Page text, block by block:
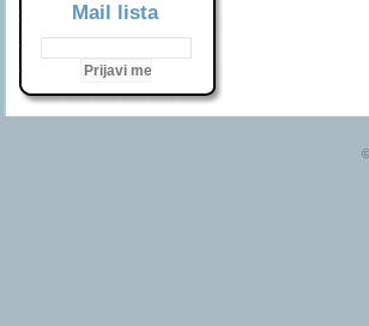
Mail lista